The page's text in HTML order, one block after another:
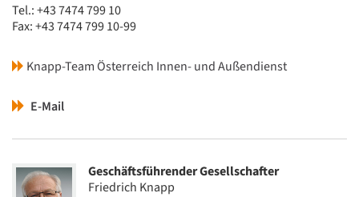
Tel.: +43 7474 799 10
Fax: +43 7474 799 10-99
Knapp-Team Österreich Innen- und Außendienst
E-Mail
Geschäftsführender Gesellschafter
Friedrich Knapp